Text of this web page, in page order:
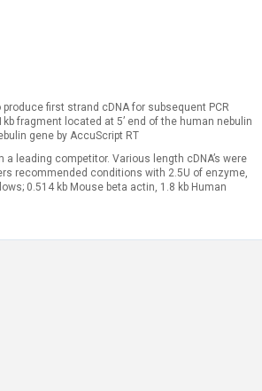
first strand cDNA for subsequent PCR
fragment located at 5’ end of the human nebulin
gene by AccuScript RT
a leading competitor. Various length cDNA’s were
recommended conditions with 2.5U of enzyme,
0.514 kb Mouse beta actin, 1.8 kb Human